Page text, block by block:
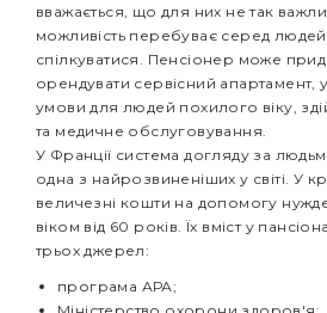
вважається, що для них не так
можливість перебуває серед людей
спілкуватися. Пенсіонер може
орендувати сервісний апартамент,
умови для людей похилого віку,
та медичне обслуговування.
У Франції система догляду за
одна з найрозвиненіших у світі. У
величезні кошти на допомогу
віком від 60 років. Їх вміст у
трьох джерел:
програма АРА;